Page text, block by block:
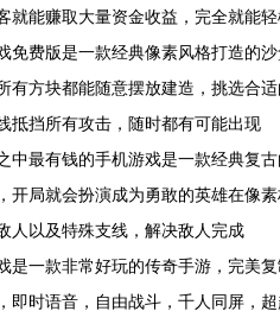
就能赚取大量资金收益，完全就能
费版是一款经典像素风格打造的沙
有方块都能随意摆放建造，挑选合
抵挡所有攻击，随时都有可能出现
最有钱的手机游戏是一款经典复古
开局就会扮演成为勇敢的英雄在像
人以及特殊支线，解决敌人完成
一款非常好玩的传奇手游，完美复
即时语音，自由战斗，千人同屏，